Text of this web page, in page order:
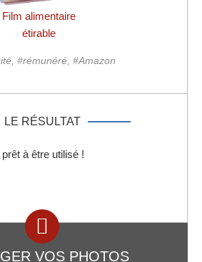
Film alimentaire
étirable
#rémunéré, #Amazon
LE RÉSULTAT
à être utilisé !
VOS PHOTOS